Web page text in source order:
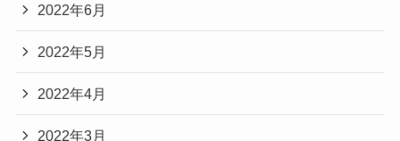
2022年6月
2022年5月
2022年4月
2022年3月